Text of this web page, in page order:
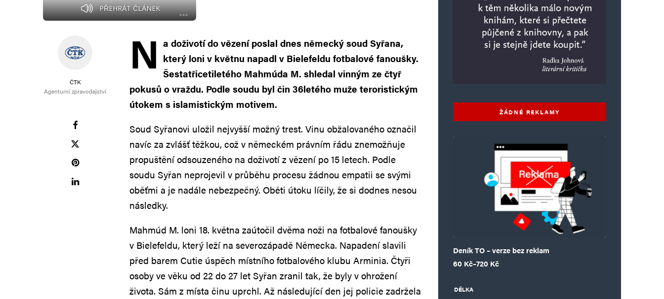
PŘEHRÁT ČLÁNEK
ČTK
Agenturní zpravodajství
N a doživotí do vězení poslal dnes německý soud Syřana,
který loni v květnu napadl v Bielefeldu fotbalové fanoušky.
Šestatřicetiletého Mahmúda M. shledal vinným ze čtyř
pokusů o vraždu. Podle soudu byl čin 36letého muže teroristickým
útokem s islamistickým motivem.
Soud Syřanovi uložil nejvyšší možný trest. Vinu obžalovaného označil
navíc za zvlášť těžkou, což v německém právním řádu znemožňuje
propuštění odsouzeného na doživotí z vězení po 15 letech. Podle
soudu Syřan neprojevil v průběhu procesu žádnou empatii se svými
oběťmi a je nadále nebezpečný. Oběti útoku líčily, že si dodnes nesou
následky.
Mahmúd M. loni 18. května zaútočil dvěma noži na fotbalové fanoušky
v Bielefeldu, který leží na severozápadě Německa. Napadení slavili
před barem Cutie úspěch místního fotbalového klubu Arminia. Čtyři
osoby ve věku od 22 do 27 let Syřan zranil tak, že byly v ohrožení
života. Sám z místa činu uprchl. Až následující den jej policie zadržela
ŽÁDNÉ REKLAMY
Deník TO – verze bez reklam
60 Kč–720 Kč
Rozpětí cen: 60 Kč až 720 Kč
DÉLKA